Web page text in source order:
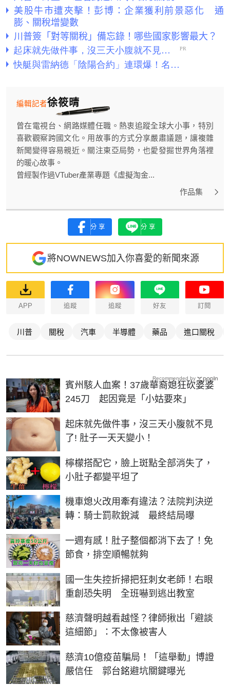
美股牛市遭夾擊！彭博：企業獲利前景惡化 通
膨、關稅增變數
川普簽「對等關稅」備忘錄！哪些國家影響最大？
徐筱晴
編輯記者
曾在電視台、網路媒體任職。熱衷追蹤全球大小事，特別
喜歡觀察跨國文化。用故事的方式分享嚴肅議題，讓複雜
新聞變得容易親近。關注東亞局勢，也愛發掘世界角落裡
的暖心故事。
曾經製作過VTuber產業專題《虛擬淘金...
作品集
分享 分享
將NOWNEWS加入你喜愛的新聞來源
APP 追蹤 追蹤 好友 訂閱
川普 關稅 汽車 半導體 藥品 進口關稅
賓州駭人血案！37歲華裔媳狂砍婆婆
245刀 起因竟是「小姑要來」
起床就先做件事，沒三天小腹就不見
了! 肚子一天天變小！
PR
檸檬搭配它，臉上斑點全部消失了，
小肚子都變平坦了
PR
機車熄火改用牽有違法？法院判決逆
轉：騎士罰款銳減 最終結局曝
一週有感！肚子整個都消下去了！免
節食，排空順暢就夠
PR
國一生失控折掃把狂刺女老師！右眼
重創恐失明 全班嚇到逃出教室
慈濟聲明越看越怪？律師揪出「避談
這細節」：不太像被害人
慈濟10億疫苗騙局！「這舉動」博證
嚴信任 郭台銘避坑關鍵曝光
Recommended by